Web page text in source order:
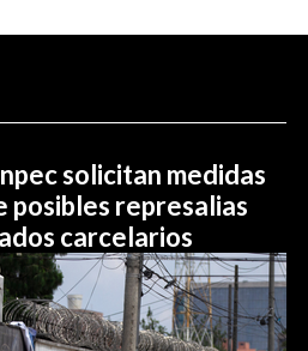
solicitan medidas
posibles represalias
carcelarios